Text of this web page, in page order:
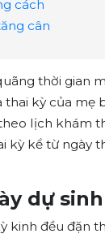
cách
cân
thời gian
thai kỳ của mẹ
lịch khám
kỳ kể từ ngày
dự
kinh đều đặn